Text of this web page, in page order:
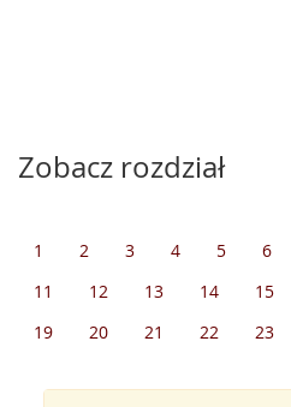
Zobacz rozdział
1 2 3 4 5 6
11
12 13 14 15
19
20 21 22 23